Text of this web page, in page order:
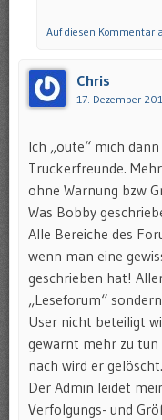
Auf diesen Kommentar
Chris
17. Dezember
Ich „oute“ mich
Truckerfreunde.
ohne Warnung bzw
Was Bobby
Alle Bereiche des
wenn man eine
geschrieben hat!
„Leseforum“
User nicht beteiligt
gewarnt mehr zu
nach wird er gelöscht.
Der Admin leidet
Verfolgungs- und